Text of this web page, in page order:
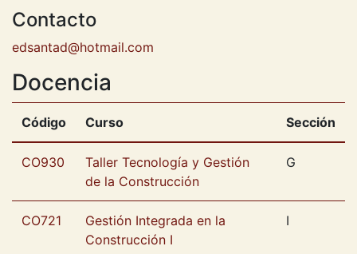
Contacto
edsantad@hotmail.com
Docencia
Código Curso Sección
CO930
Taller Tecnología y Gestión
de la Construcción
G
CO721
Gestión Integrada en la
Construcción I
I